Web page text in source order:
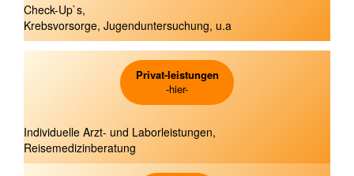
Check-Up`s,
Krebsvorsorge, Jugenduntersuchung, u.a
Privat-leistungen
-hier-
Individuelle Arzt- und Laborleistungen,
Reisemedizinberatung